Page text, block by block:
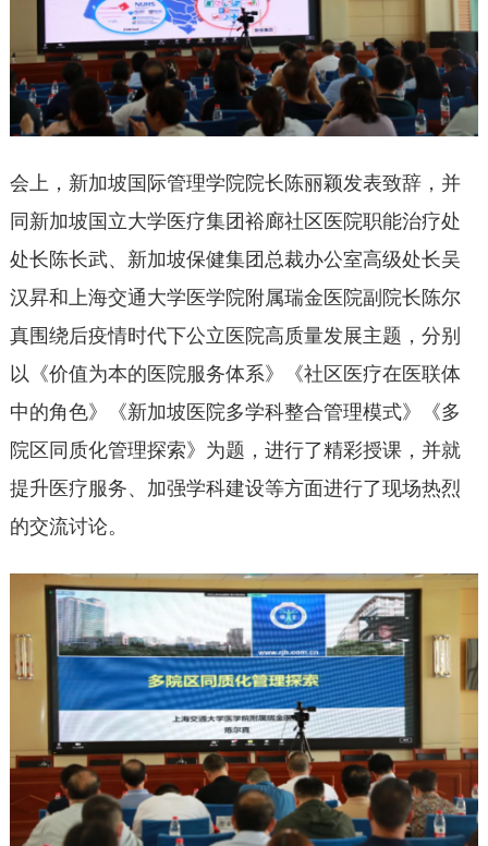
会上，新加坡国际管理学院院长陈丽颖发表致辞，并
同新加坡国立大学医疗集团裕廊社区医院职能治疗处
处长陈长武、新加坡保健集团总裁办公室高级处长吴
汉昇和上海交通大学医学院附属瑞金医院副院长陈尔
真围绕后疫情时代下公立医院高质量发展主题，分别
以《价值为本的医院服务体系》《社区医疗在医联体
中的角色》《新加坡医院多学科整合管理模式》《多
院区同质化管理探索》为题，进行了精彩授课，并就
提升医疗服务、加强学科建设等方面进行了现场热烈
的交流讨论。